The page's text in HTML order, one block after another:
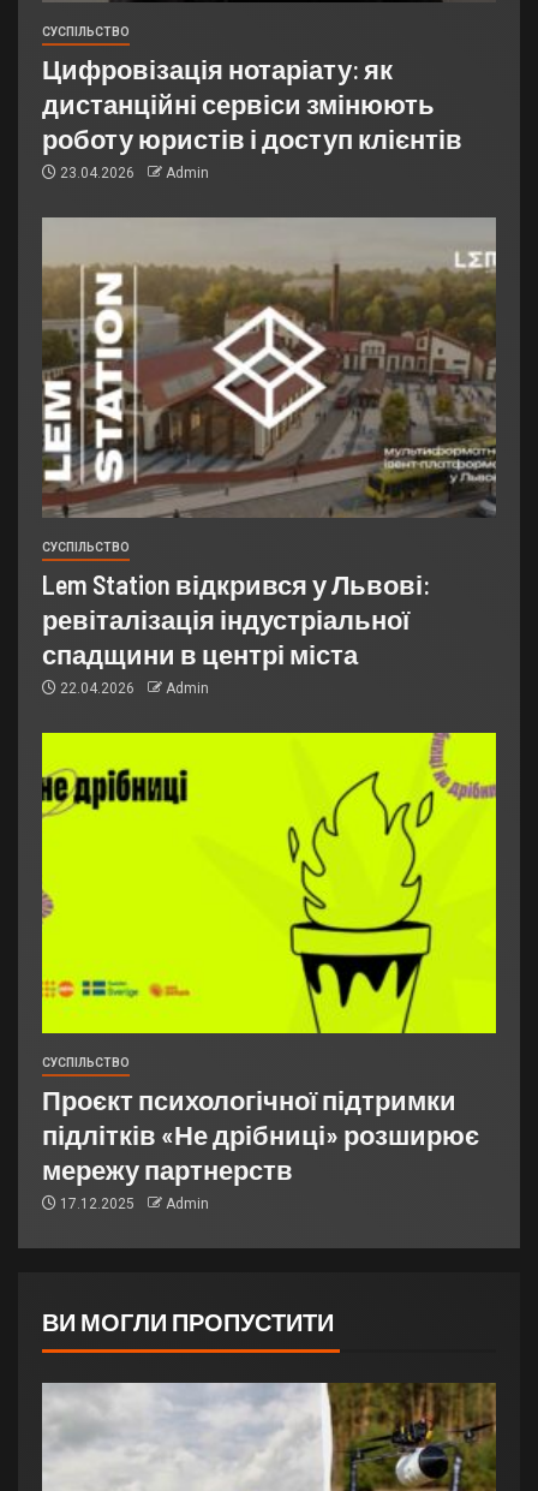
СУСПІЛЬСТВО
Цифровізація нотаріату: як
дистанційні сервіси змінюють
роботу юристів і доступ клієнтів
23.04.2026 Admin
СУСПІЛЬСТВО
Lem Station відкрився у Львові:
ревіталізація індустріальної
спадщини в центрі міста
22.04.2026 Admin
СУСПІЛЬСТВО
Проєкт психологічної підтримки
підлітків «Не дрібниці» розширює
мережу партнерств
17.12.2025 Admin
ВИ МОГЛИ ПРОПУСТИТИ